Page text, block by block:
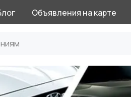
Объявления на карте